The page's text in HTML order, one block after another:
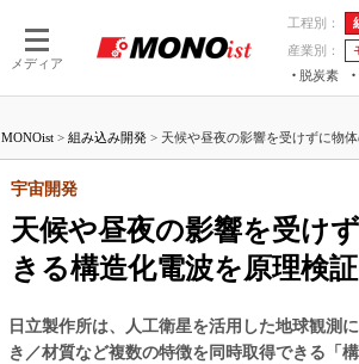
メディア
工程別：
産業別：
脱炭素
つながる工場AI×設備保全
MONOist > 組み込み開発 > 天候や昼夜の影響を受けずに物体
天候や昼夜の影響を受け
きる構造化電波を原理検証
宇宙開発
日立製作所は、人工衛星を活用した地球観測
き／材質など複数の特徴を同時取得できる「